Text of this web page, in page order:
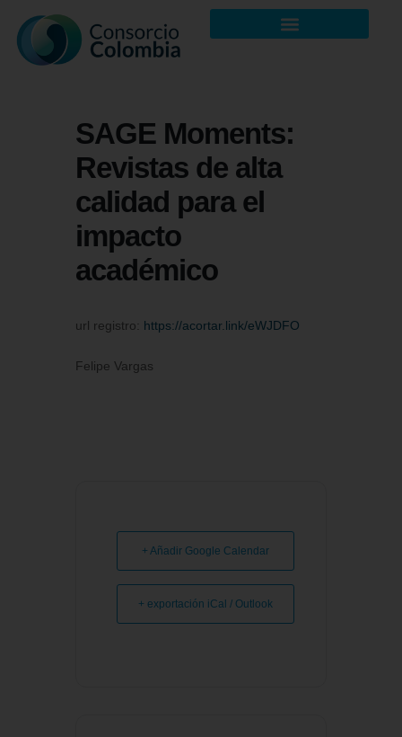
SAGE Moments:
Revistas de alta
calidad para el
impacto
académico
url registro: https://acortar.link/eWJDFO
Felipe Vargas
+ Añadir Google Calendar
+ exportación iCal / Outlook